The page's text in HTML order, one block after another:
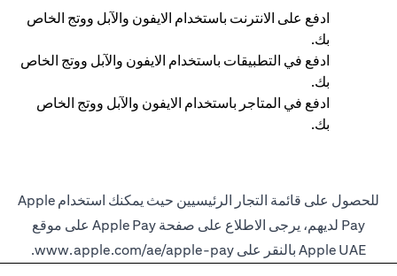
ادفع على الانترنت باستخدام الايفون والآبل ووتج الخاص
بك.
ادفع في التطبيقات باستخدام الايفون والآبل ووتج الخاص
بك.
ادفع في المتاجر باستخدام الايفون والآبل ووتج الخاص
بك.
للحصول على قائمة التجار الرئيسيين حيث يمكنك استخدام Apple
Pay لديهم، يرجى الاطلاع على صفحة Apple Pay على موقع
Apple UAE بالنقر على
www.apple.com/ae/apple-pay
.